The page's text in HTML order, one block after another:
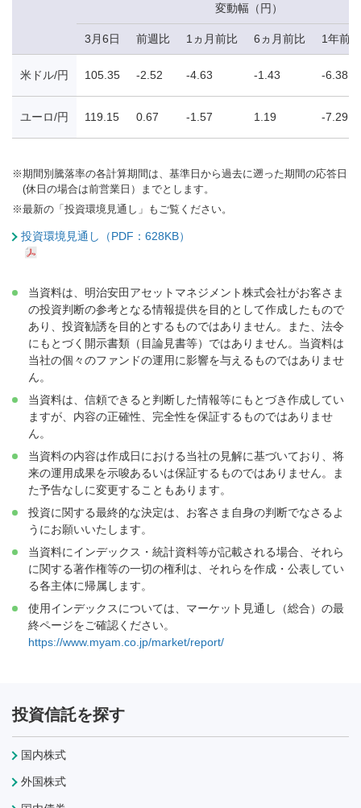
変動幅（円）
3月6日 前週比 1ヵ月前比 6ヵ月前比 1年前比
米ドル/円 105.35 -2.52 -4.63 -1.43 -6.38
ユーロ/円 119.15 0.67 -1.57 1.19 -7.29
※期間別騰落率の各計算期間は、基準日から過去に遡った期間の応答日
(休日の場合は前営業日）までとします。
※最新の「投資環境見通し」もご覧ください。
投資環境見通し（PDF：628KB）
当資料は、明治安田アセットマネジメント株式会社がお客さま
の投資判断の参考となる情報提供を目的として作成したもので
あり、投資勧誘を目的とするものではありません。また、法令
にもとづく開示書類（目論見書等）ではありません。当資料は
当社の個々のファンドの運用に影響を与えるものではありませ
ん。
当資料は、信頼できると判断した情報等にもとづき作成してい
ますが、内容の正確性、完全性を保証するものではありませ
ん。
当資料の内容は作成日における当社の見解に基づいており、将
来の運用成果を示唆あるいは保証するものではありません。ま
た予告なしに変更することもあります。
投資に関する最終的な決定は、お客さま自身の判断でなさるよ
うにお願いいたします。
当資料にインデックス・統計資料等が記載される場合、それら
に関する著作権等の一切の権利は、それらを作成・公表してい
る各主体に帰属します。
使用インデックスについては、マーケット見通し（総合）の最
終ページをご確認ください。
https://www.myam.co.jp/market/report/
投資信託を探す
国内株式
外国株式